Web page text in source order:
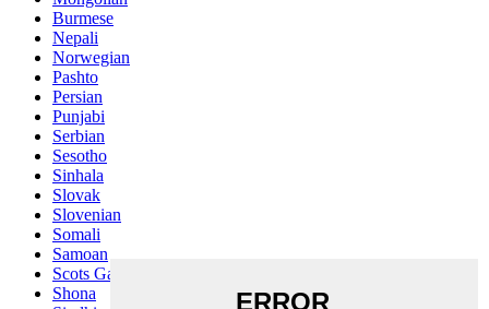
Burmese
Nepali
Norwegian
Pashto
Persian
Punjabi
Serbian
Sesotho
Sinhala
Slovak
Slovenian
Somali
Samoan
Scots Gaelic
Shona